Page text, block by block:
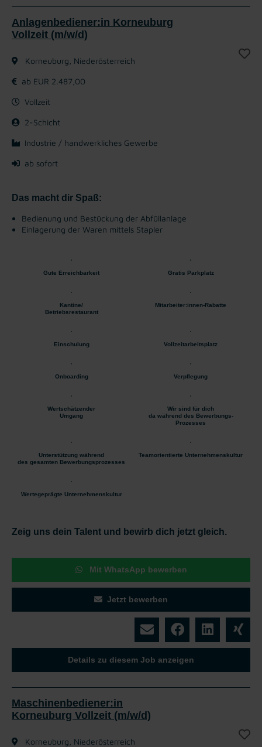
Anlagenbediener:in Korneuburg
Vollzeit (m/w/d)
Korneuburg, Niederösterreich
ab EUR 2.487,00
Vollzeit
2-Schicht
Industrie / handwerkliches Gewerbe
ab sofort
Das macht dir Spaß:
Bedienung und Bestückung der Abfüllanlage
Einlagerung der Waren mittels Stapler
Gute Erreichbarkeit Gratis Parkplatz
Kantine/
Betriebsrestaurant
Mitarbeiter:innen-Rabatte
Einschulung Vollzeitarbeitsplatz
Onboarding Verpflegung
Wertschätzender
Umgang
Wir sind für dich
da während des Bewerbungs-
Prozesses
Unterstützung während
des gesamten Bewerbungsprozesses
Teamorientierte Unternehmenskultur
Wertegeprägte Unternehmenskultur
Zeig uns dein Talent und bewirb dich jetzt gleich.
Mit WhatsApp bewerben
Jetzt bewerben
Details zu diesem Job anzeigen
Maschinenbediener:in
Korneuburg Vollzeit (m/w/d)
Korneuburg, Niederösterreich